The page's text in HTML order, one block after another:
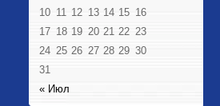
« Июл
10 11 12 13 14 15 16
17 18 19 20 21 22 23
24 25 26 27 28 29 30
31